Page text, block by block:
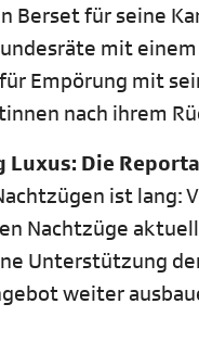
für seine
mit
Empörung mit
nach ihrem
Die
ist lang:
Nachtzüge
Unterstützung
weiter